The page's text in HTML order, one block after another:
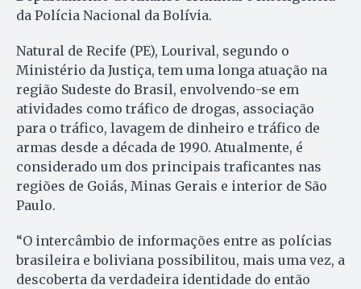
da Polícia Nacional da Bolívia.
Natural de Recife (PE), Lourival, segundo o
Ministério da Justiça, tem uma longa atuação na
região Sudeste do Brasil, envolvendo-se em
atividades como tráfico de drogas, associação
para o tráfico, lavagem de dinheiro e tráfico de
armas desde a década de 1990. Atualmente, é
considerado um dos principais traficantes nas
regiões de Goiás, Minas Gerais e interior de São
Paulo.
“O intercâmbio de informações entre as polícias
brasileira e boliviana possibilitou, mais uma vez, a
descoberta da verdadeira identidade do então